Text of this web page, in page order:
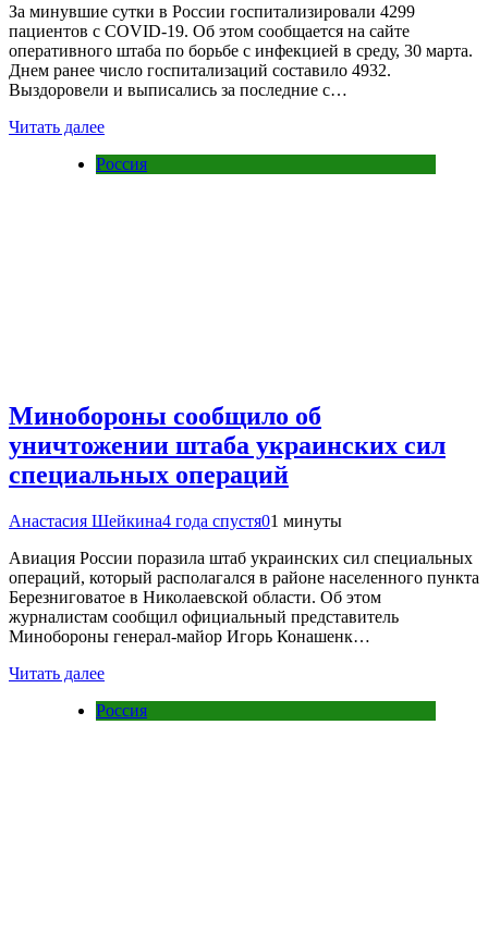
За минувшие сутки в России госпитализировали 4299
пациентов с COVID-19. Об этом сообщается на сайте
оперативного штаба по борьбе с инфекцией в среду, 30 марта.
Днем ранее число госпитализаций составило 4932.
Выздоровели и выписались за последние с…
Читать далее
Россия
Минобороны сообщило об
уничтожении штаба украинских сил
специальных операций
Анастасия Шейкина4 года спустя01 минуты
Авиация России поразила штаб украинских сил специальных
операций, который располагался в районе населенного пункта
Березниговатое в Николаевской области. Об этом
журналистам сообщил официальный представитель
Минобороны генерал-майор Игорь Конашенк…
Читать далее
Россия